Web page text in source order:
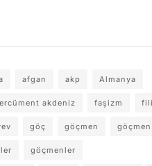
afgan akp Almanya
ercüment akdeniz faşizm
göç göçmen
göçmenler